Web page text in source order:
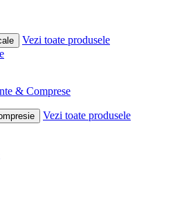
Vezi toate produsele
& Comprese
Vezi toate produsele